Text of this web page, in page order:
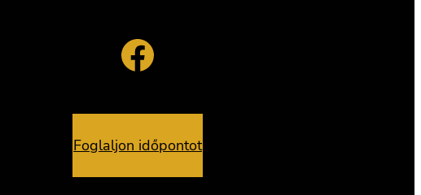
Facebook
Foglaljon időpontot